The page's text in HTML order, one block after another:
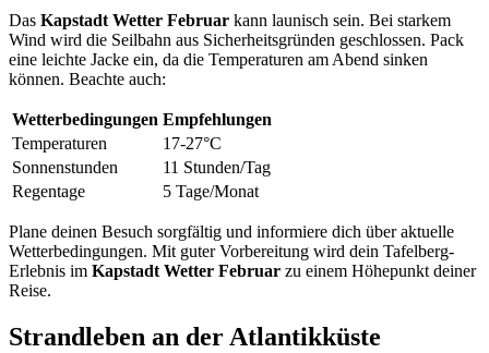
Das Kapstadt Wetter Februar kann launisch sein. Bei starkem
Wind wird die Seilbahn aus Sicherheitsgründen geschlossen. Pack
eine leichte Jacke ein, da die Temperaturen am Abend sinken
können. Beachte auch:
Wetterbedingungen Empfehlungen
Temperaturen
17-27°C
Sonnenstunden
11 Stunden/Tag
Regentage
5 Tage/Monat
Plane deinen Besuch sorgfältig und informiere dich über aktuelle
Wetterbedingungen. Mit guter Vorbereitung wird dein Tafelberg-
Erlebnis im Kapstadt Wetter Februar zu einem Höhepunkt deiner
Reise.
Strandleben an der Atlantikküste